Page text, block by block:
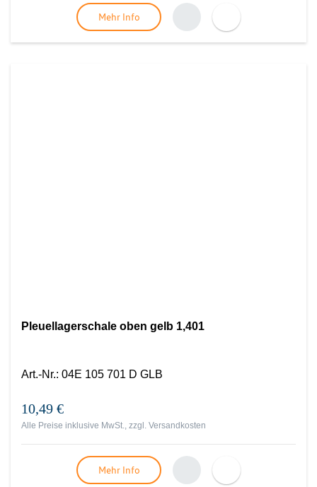
Mehr Info
Pleuellagerschale oben gelb 1,401
Art.-Nr.: 04E 105 701 D GLB
10,49 €
Alle Preise inklusive MwSt., zzgl. Versandkosten
Mehr Info